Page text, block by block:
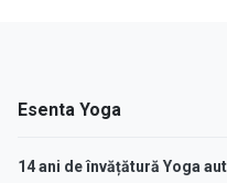
Esenta Yoga
14 ani de învățătură Yoga